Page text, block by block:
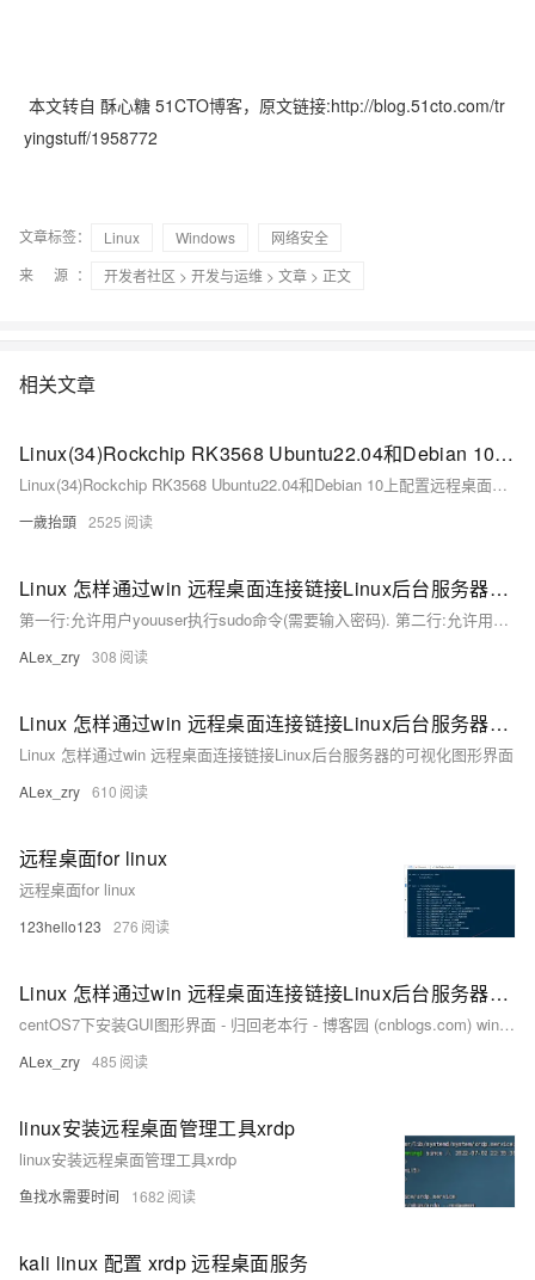
本文转自 酥心糖 51CTO博客，原文链接:http://blog.51cto.com/tr
yingstuff/1958772
文章标签： Linux Windows
网络安全
来 源：
开发者社区 > 开发与运维 > 文章 > 正文
相关文章
Linux(34)Rockchip RK3568 Ubuntu22.04和Debian 10上配置远程桌面工具
Linux(34)Rockchip RK3568 Ubuntu22.04和Debian 10上配置远程桌面工具
一歲抬頭 2525
Linux 怎样通过win 远程桌面连接链接Linux后台服务器的可视化图形界面
第一行:允许用户youuser执行sudo命令(需要输入密码). 第二行:允许用户组youuser里面的用户执行sudo命令(需要输入密码).
ALex_zry 308
Linux 怎样通过win 远程桌面连接链接Linux后台服务器的可视化图形界面
Linux 怎样通过win 远程桌面连接链接Linux后台服务器的可视化图形界面
ALex_zry 610
远程桌面for linux
远程桌面for linux
123hello123 276
Linux 怎样通过win 远程桌面连接链接Linux后台服务器的可视化图形界面
centOS7下安装GUI图形界面 - 归回老本行 - 博客园 (cnblogs.com) windows远程连接centos及闪退异常解决记录 - 三壹雨山 - 博客园 (cnblogs.com)
ALex_zry 485
linux安装远程桌面管理工具xrdp
linux安装远程桌面管理工具xrdp
鱼找水需要时间 1682
kali linux 配置 xrdp 远程桌面服务